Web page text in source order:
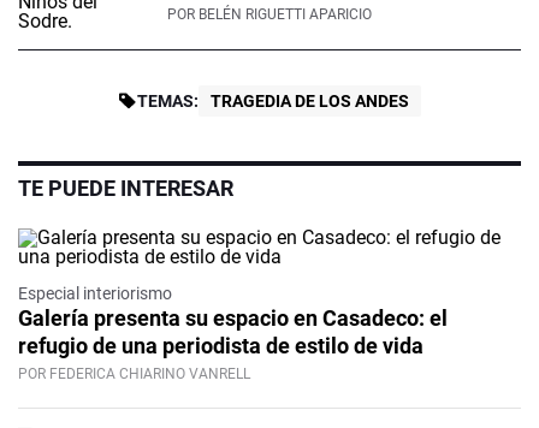
POR BELÉN RIGUETTI APARICIO
TEMAS: TRAGEDIA DE LOS ANDES
TE PUEDE INTERESAR
Especial interiorismo
Galería presenta su espacio en Casadeco: el
refugio de una periodista de estilo de vida
POR FEDERICA CHIARINO VANRELL